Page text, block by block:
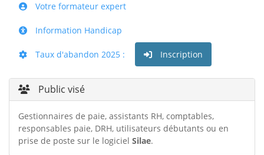
Votre formateur expert
Information Handicap
Taux d'abandon 2025 : Inscription
Public visé
Gestionnaires de paie, assistants RH, comptables,
responsables paie, DRH, utilisateurs débutants ou en
prise de poste sur le logiciel Silae.